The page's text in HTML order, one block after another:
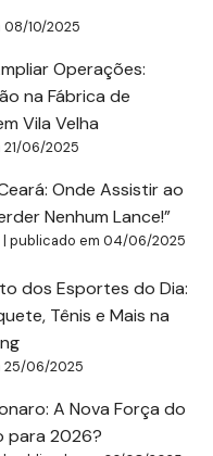
10/2025
Operações:
na Fábrica de
Vila Velha
06/2025
Onde Assistir ao
Nenhum Lance!”
|publicado em 04/06/2025
dos Esportes do Dia:
Tênis e Mais na
25/06/2025
A Nova Força do
para 2026?